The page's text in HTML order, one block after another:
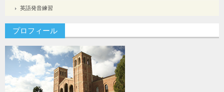
英語発音練習
プロフィール